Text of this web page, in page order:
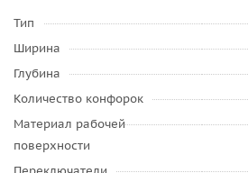
Тип
Ширина
Глубина
Количество конфорок
Материал рабочей
поверхности